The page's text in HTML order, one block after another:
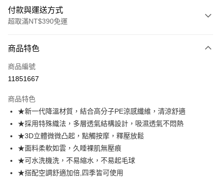
付款與運送方式
超取滿NT$390免運
全家線上支付
超商取貨付款
運送方式
全家取貨付款
每筆NT$40，滿NT$390(含以上)免運費
常溫-付款後全家取貨
每筆NT$40，滿NT$390(含以上)免運費
商品特色
商品編號
11851667
商品特色
★新一代降溫材質，結合高分子PE涼感纖維，清涼舒適
★採用特殊織法，多層透氣結構設計，吸濕透氣不悶熱
★3D立體微微凸起，點觸按摩，釋壓放鬆
★面料柔軟如雲，久睡裸肌無壓痕
★可水洗機洗，不易縮水，不易起毛球
★搭配空調舒適加倍,四季皆可使用